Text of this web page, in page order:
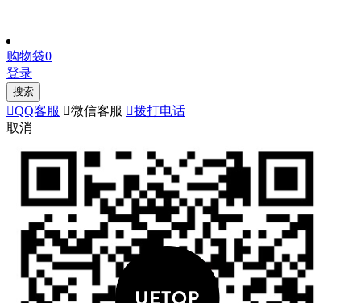
购物袋0
登录
搜索
QQ客服 微信客服 拨打电话
取消